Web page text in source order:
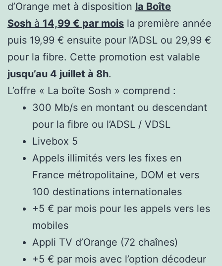
d’Orange met à disposition la Boîte
Sosh à 14,99 € par mois la première année
puis 19,99 € ensuite pour l’ADSL ou 29,99 €
pour la fibre. Cette promotion est valable
jusqu’au 4 juillet à 8h.
L’offre « La boîte Sosh » comprend :
300 Mb/s en montant ou descendant
pour la fibre ou l’ADSL / VDSL
Livebox 5
Appels illimités vers les fixes en
France métropolitaine, DOM et vers
100 destinations internationales
+5 € par mois pour les appels vers les
mobiles
Appli TV d’Orange (72 chaînes)
+5 € par mois avec l’option décodeur